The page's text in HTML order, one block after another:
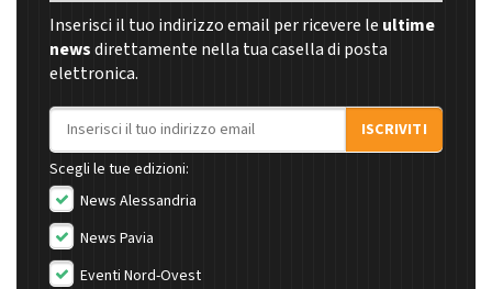
Inserisci il tuo indirizzo email per ricevere le ultime
newsdirettamente nella tua casella di posta
elettronica.
Indirizzo email
ISCRIVITI
Scegli le tue edizioni:
News Alessandria
News Pavia
Eventi Nord-Ovest